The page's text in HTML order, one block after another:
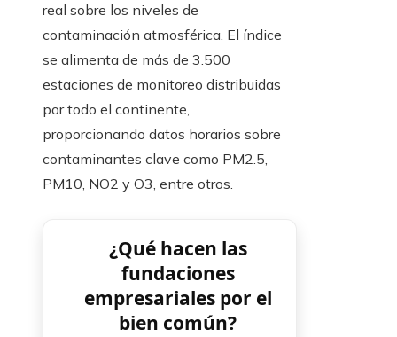
real sobre los niveles de
contaminación atmosférica. El índice
se alimenta de más de 3.500
estaciones de monitoreo distribuidas
por todo el continente,
proporcionando datos horarios sobre
contaminantes clave como PM2.5,
PM10, NO2 y O3, entre otros.
¿Qué hacen las
fundaciones
empresariales por el
bien común?